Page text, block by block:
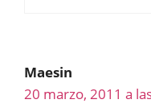
Maesin
20 marzo, 2011 a